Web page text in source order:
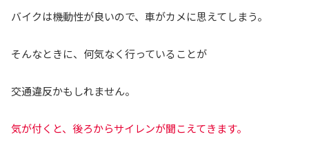
バイクは機動性が良いので、車がカメに思えてしまう。
そんなときに、何気なく行っていることが
交通違反かもしれません。
気が付くと、後ろからサイレンが聞こえてきます。